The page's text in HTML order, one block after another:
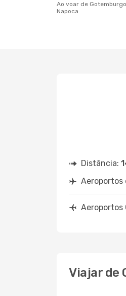
Ao voar de Gotemburgo para Cluj-
Napoca
Distância:
Aeroportos
Aeroportos
Viajar de